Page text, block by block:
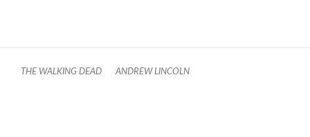
THE WALKING DEAD ANDREW LINCOLN